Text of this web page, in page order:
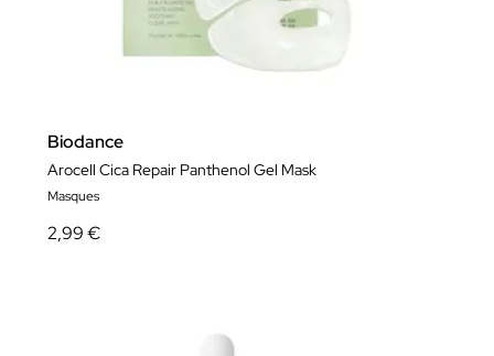
Biodance
Arocell Cica Repair Panthenol Gel Mask
Masques
2,99 €